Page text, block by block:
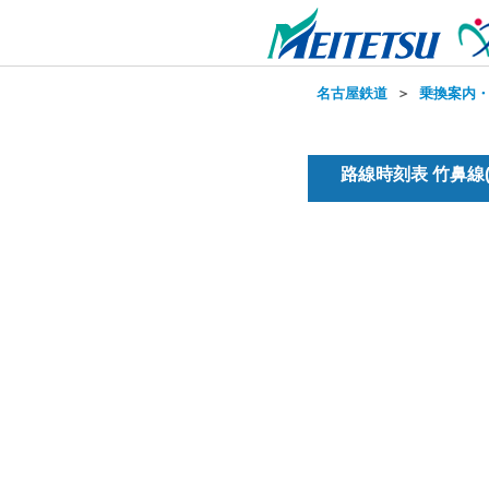
名古屋鉄道 ＞ 乗換案内
路線時刻表 竹鼻